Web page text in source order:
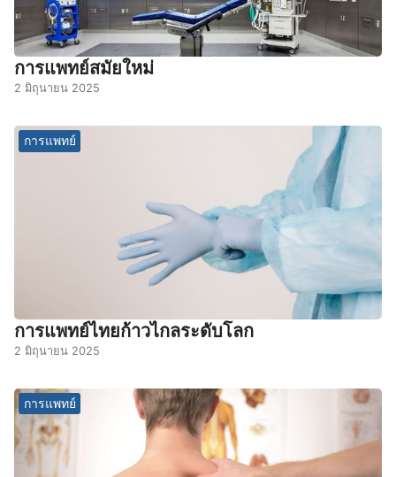
การแพทย์สมัยใหม่
2 มิถุนายน 2025
การแพทย์
การแพทย์ไทยก้าวไกลระดับโลก
2 มิถุนายน 2025
การแพทย์